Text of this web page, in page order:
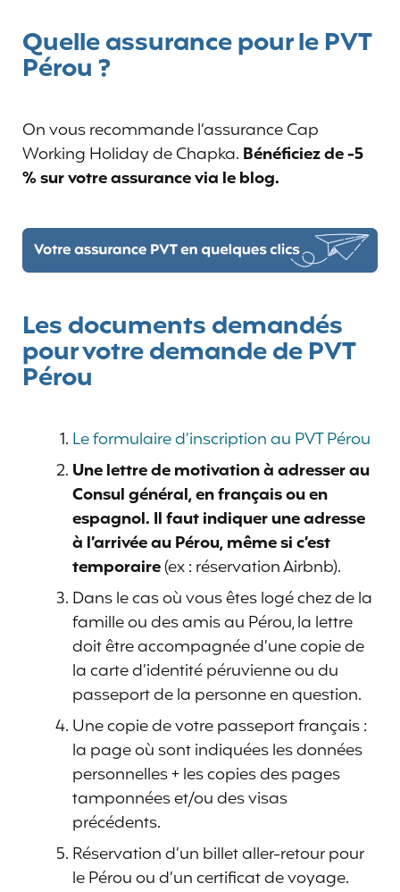
Quelle assurance pour le PVT
Pérou ?
On vous recommande l’assurance Cap
Working Holiday de Chapka. Bénéficiez de -5
% sur votre assurance via le blog.
Les documents demandés
pour votre demande de PVT
Pérou
Le formulaire d’inscription au PVT Pérou
Une lettre de motivation à adresser au
Consul général, en français ou en
espagnol. Il faut indiquer une adresse
à l’arrivée au Pérou, même si c’est
temporaire(ex : réservation Airbnb).
Dans le cas où vous êtes logé chez de la
famille ou des amis au Pérou, la lettre
doit être accompagnée d’une copie de
la carte d’identité péruvienne ou du
passeport de la personne en question.
Une copie de votre passeport français :
la page où sont indiquées les données
personnelles + les copies des pages
tamponnées et/ou des visas
précédents.
Réservation d’un billet aller-retour pour
le Pérou ou d’un certificat de voyage.